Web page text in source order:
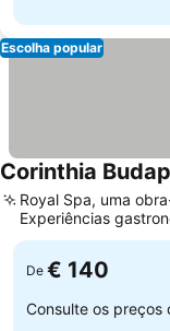
Escolha popular
Corinthia
Royal Spa, uma
Experiências
sofisticadas
De € 140
Consulte os preços